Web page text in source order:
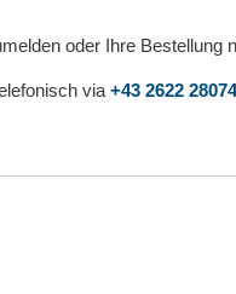
oder Ihre Bestellung
via +43 2622 28074